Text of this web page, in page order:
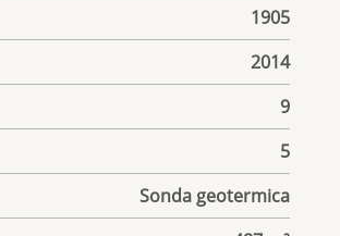
1905
2014
9
5
Sonda geotermica